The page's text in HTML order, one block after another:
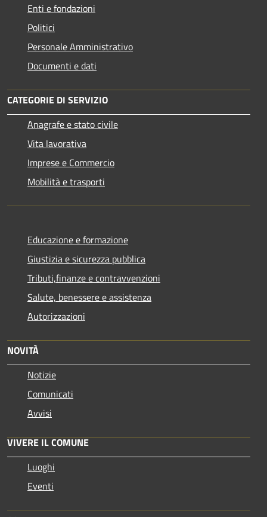
Enti e fondazioni
Politici
Personale Amministrativo
Documenti e dati
CATEGORIE DI SERVIZIO
Anagrafe e stato civile
Vita lavorativa
Imprese e Commercio
Mobilità e trasporti
Educazione e formazione
Giustizia e sicurezza pubblica
Tributi,finanze e contravvenzioni
Salute, benessere e assistenza
Autorizzazioni
NOVITÀ
Notizie
Comunicati
Avvisi
VIVERE IL COMUNE
Luoghi
Eventi